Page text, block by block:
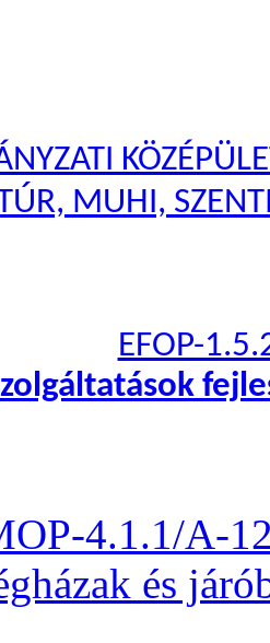
MUHI,
EFOP-
4.1.1/A-
és